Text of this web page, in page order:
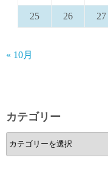
25 26 27
« 10月
カテゴリー
カ
テ